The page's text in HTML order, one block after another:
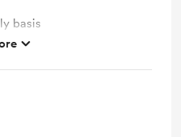
basis
messages